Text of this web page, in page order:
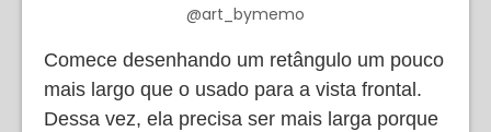
@art_bymemo
Comece desenhando um retângulo um pouco
mais largo que o usado para a vista frontal.
Dessa vez, ela precisa ser mais larga porque